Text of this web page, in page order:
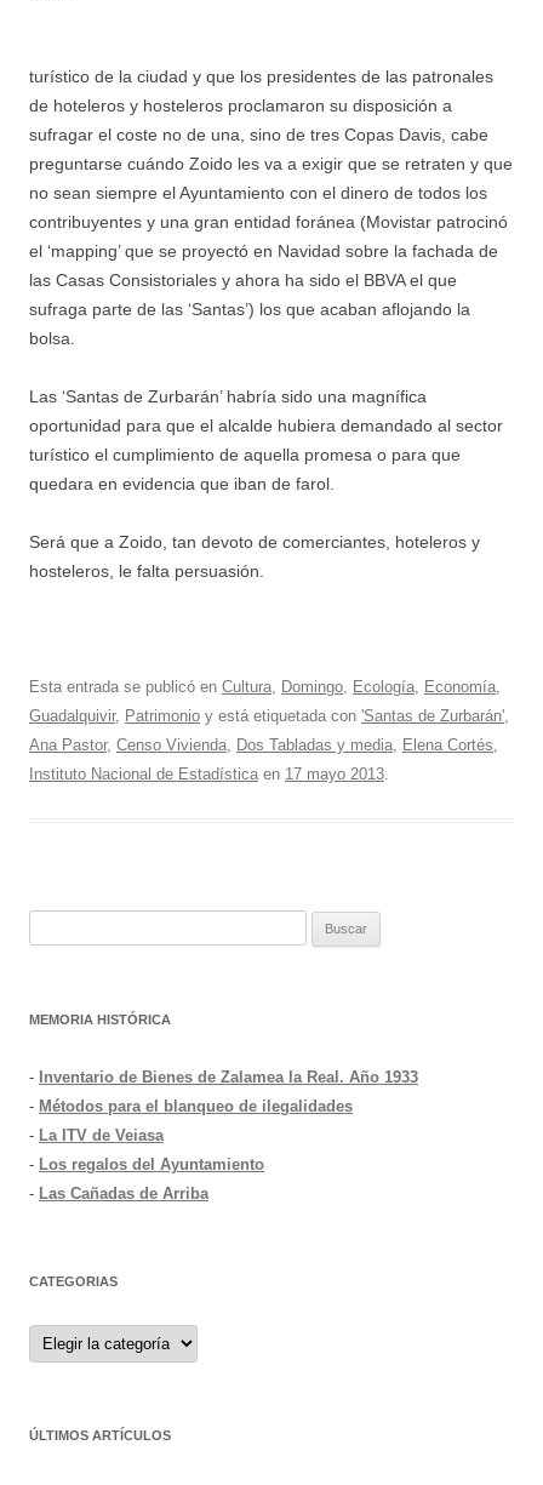
turístico de la ciudad y que los presidentes de las patronales
de hoteleros y hosteleros proclamaron su disposición a
sufragar el coste no de una, sino de tres Copas Davis, cabe
preguntarse cuándo Zoido les va a exigir que se retraten y que
no sean siempre el Ayuntamiento con el dinero de todos los
contribuyentes y una gran entidad foránea (Movistar patrocinó
el ‘mapping’ que se proyectó en Navidad sobre la fachada de
las Casas Consistoriales y ahora ha sido el BBVA el que
sufraga parte de las ‘Santas’) los que acaban aflojando la
bolsa.
Las ‘Santas de Zurbarán’ habría sido una magnífica
oportunidad para que el alcalde hubiera demandado al sector
turístico el cumplimiento de aquella promesa o para que
quedara en evidencia que iban de farol.
Será que a Zoido, tan devoto de comerciantes, hoteleros y
hosteleros, le falta persuasión.
Esta entrada se publicó en Cultura Domingo Ecología Economía
Guadalquivir, Patrimonio y está etiquetada con 'Santas de Zurbarán'
Ana Pastor, Censo Vivienda Dos Tabladas y media Elena Cortés
Instituto Nacional de Estadística en 17 mayo 2013
MEMORIA HISTÓRICA
- Inventario de Bienes de Zalamea la Real. Año 1933
- Métodos para el blanqueo de ilegalidades
- La ITV de Veiasa
- Los regalos del Ayuntamiento
- Las Cañadas de Arriba
CATEGORIAS
Categorias
ÚLTIMOS ARTÍCULOS